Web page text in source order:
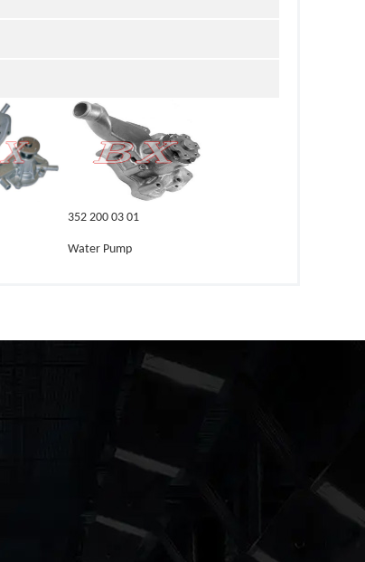
352 200 03 01
Water Pump